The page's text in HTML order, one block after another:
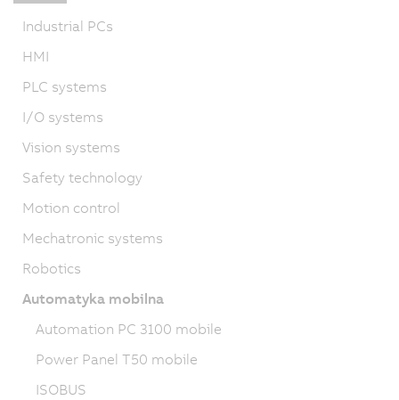
Industrial PCs
HMI
PLC systems
I/O systems
Vision systems
Safety technology
Motion control
Mechatronic systems
Robotics
Automatyka mobilna
Automation PC 3100 mobile
Power Panel T50 mobile
ISOBUS